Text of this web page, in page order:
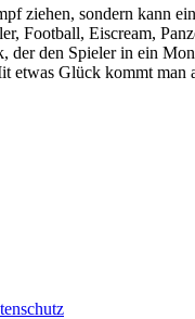
ziehen, sondern kann
Football, Eiscream,
der den Spieler in ein
etwas Glück kommt man